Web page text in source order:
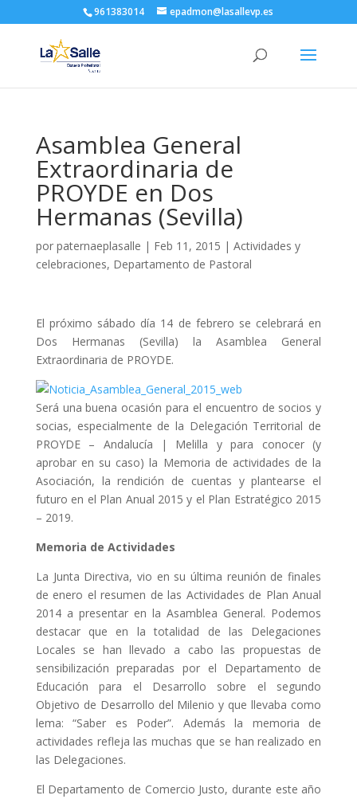
961383014 epadmon@lasallevp.es
Asamblea General
Extraordinaria de
PROYDE en Dos
Hermanas (Sevilla)
por paternaeplasalle | Feb 11, 2015 | Actividades y
celebraciones, Departamento de Pastoral
El próximo sábado día 14 de febrero se celebrará en
Dos Hermanas (Sevilla) la Asamblea General
Extraordinaria de PROYDE.
Será una buena ocasión para el encuentro de socios y
socias, especialmente de la Delegación Territorial de
PROYDE – Andalucía | Melilla y para conocer (y
aprobar en su caso) la Memoria de actividades de la
Asociación, la rendición de cuentas y plantearse el
futuro en el Plan Anual 2015 y el Plan Estratégico 2015
– 2019.
Memoria de Actividades
La Junta Directiva, vio en su última reunión de finales
de enero el resumen de las Actividades de Plan Anual
2014 a presentar en la Asamblea General. Podemos
destacar que en la totalidad de las Delegaciones
Locales se han llevado a cabo las propuestas de
sensibilización preparadas por el Departamento de
Educación para el Desarrollo sobre el segundo
Objetivo de Desarrollo del Milenio y que llevaba como
lema: “Saber es Poder”. Además la memoria de
actividades refleja las muchas que se han realizado en
las Delegaciones.
El Departamento de Comercio Justo, durante este año